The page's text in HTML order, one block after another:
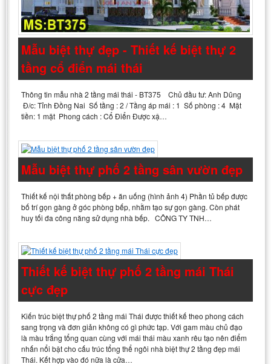
Mẫu biệt thự đẹp - Thiết kế biệt thự 2
tầng cổ điển mái thái
Thông tin mẫu nhà 2 tầng mái thái - BT375 Chủ đầu tư: Anh Dũng
Đ/c: Tỉnh Đồng Nai Số tầng : 2 / Tầng áp mái : 1 Số phòng : 4 Mặt
tiền: 1 mặt Phong cách : Cổ Điển Được xậ…
Mẫu biệt thự phố 2 tầng sân vườn đẹp
Thiết kế nội thất phòng bếp + ăn uống (hình ảnh 4) Phần tủ bếp được
bố trí gọn gàng ở góc phòng bếp, nhằm tạo sự gọn gàng. Còn phát
huy tối đa công năng sử dụng nhà bếp. CÔNG TY TNH…
Thiết kế biệt thự phố 2 tầng mái Thái
cực đẹp
Kiến trúc biệt thự phố 2 tầng mái Thái được thiết kế theo phong cách
sang trọng và đơn giản không có gì phức tạp. Với gam màu chủ đạo
là màu trắng tổng quan cùng với mái thái màu xanh rêu tạo nên điểm
nhấn nổi bật cho cấu trúc tổng thể ngôi nhà biệt thự 2 tầng đẹp mái
Thái. Kết hợp vào đó nữa là cửa…